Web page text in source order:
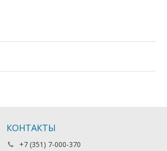
КОНТАКТЫ
+7 (351) 7-000-370